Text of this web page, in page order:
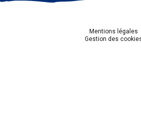
Mentions légales
Gestion des